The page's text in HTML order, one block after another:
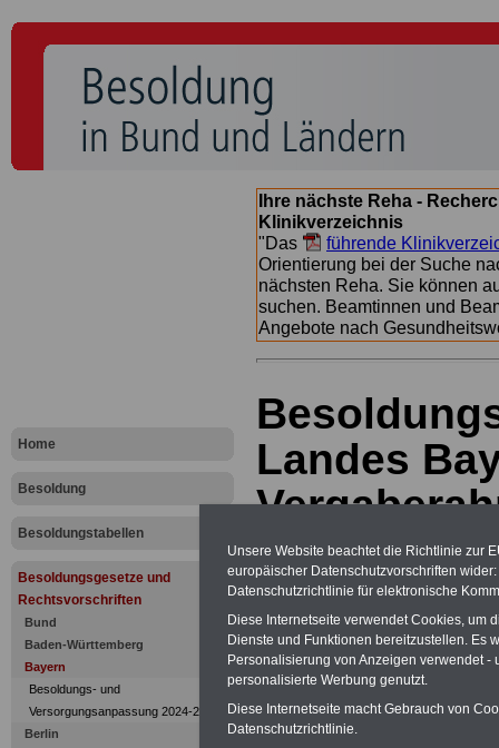
Home
Besoldung
Besoldungstabellen
Besoldungsgesetze und
Rechtsvorschriften
Bund
Baden-Württemberg
Bayern
Besoldungs- und
Versorgungsanpassung 2024-2025
Berlin
Ihre nächste Reha -
Klinikverzeichnis
"Das
führende
Orientierung bei der Suche
nächsten Reha. Sie können
suchen. Beamtinnen und
Angebote nach
Landes
Unsere Website beachtet die Richtlinie zur
europäischer Datenschutzvorschriften
Datenschutzrichtlinie für elektronische
Diese Internetseite verwendet Cookies, um
Dienste und Funktionen bereitzustellen. Es
Personalisierung von Anzeigen verwendet
personalisierte Werbung genutzt.
Diese Internetseite macht Gebrauch von
Datenschutzrichtlinie.